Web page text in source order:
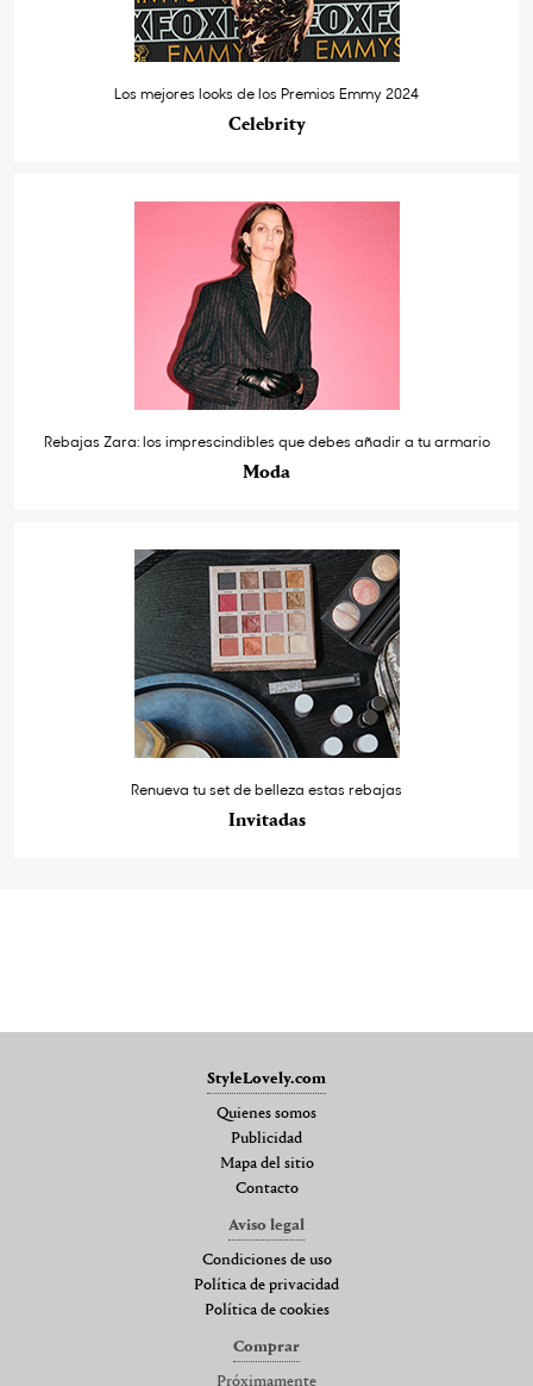
Los mejores looks de los Premios Emmy 2024
Celebrity
Rebajas Zara: los imprescindibles que debes añadir a tu armario
Moda
Renueva tu set de belleza estas rebajas
Invitadas
StyleLovely.com
Quienes somos
Publicidad
Mapa del sitio
Contacto
Aviso legal
Condiciones de uso
Política de privacidad
Política de cookies
Comprar
Próximamente